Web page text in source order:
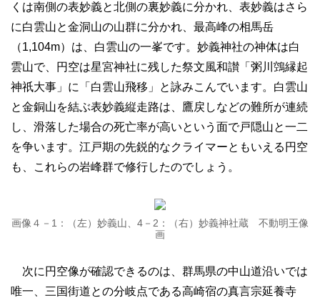
くは南側の表妙義と北側の裏妙義に分かれ、表妙義はさら
に白雲山と金洞山の山群に分かれ、最高峰の相馬岳
（1,104m）は、白雲山の一峯です。妙義神社の神体は白
雲山で、円空は星宮神社に残した祭文風和讃「粥川鵼縁起
神祇大事」に「白雲山飛移」と詠みこんでいます。白雲山
と金銅山を結ぶ表妙義縦走路は、鷹戻しなどの難所が連続
し、滑落した場合の死亡率が高いという面で戸隠山と一二
を争います。江戸期の先鋭的なクライマーともいえる円空
も、これらの岩峰群で修行したのでしょう。
画像４－1：（左）妙義山、4－2：（右）妙義神社蔵 不動明王像
画
次に円空像が確認できるのは、群馬県の中山道沿いでは
唯一、三国街道との分岐点である高崎宿の真言宗延養寺